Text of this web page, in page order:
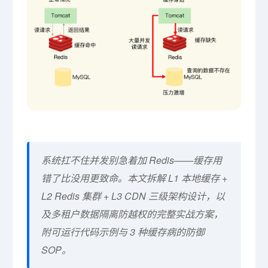
系统扛不住并发别急着加 Redis——缓存用
错了比没用更致命。本文拆解 L1 本地缓存 +
L2 Redis 集群 + L3 CDN 三级架构设计，以
及多租户数据隔离防越权的完整实战方案，
附可运行代码示例与 3 种缓存病的防御
SOP。